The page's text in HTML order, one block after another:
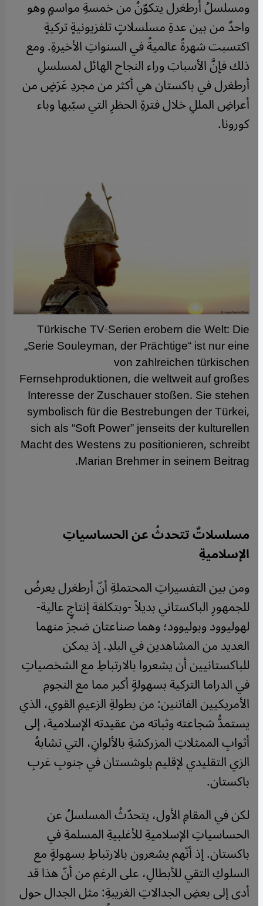
ومسلسلُ أرطغرل يتكوّنُ من خمسةِ مواسمٍ وهو
واحدٌ من بين عدةِ مسلسلاتٍ تلفزيونيةٍ تركيةٍ
اكتسبت شهرةً عالميةً في السنواتِ الأخيرةِ. ومع
ذلك فإنَّ الأسبابَ وراء النجاح الهائل لمسلسلِ
أرطغرل في باكستان هي أكثر من مجردِ عَرَضٍ من
أعراضِ المللِ خلال فترةِ الحظرِ التي سبّبها وباء
كورونا.
Türkische TV-Serien erobern die Welt: Die
„Serie Souleyman, der Prächtige“ ist nur eine
von zahlreichen türkischen
Fernsehproduktionen, die weltweit auf großes
Interesse der Zuschauer stoßen. Sie stehen
symbolisch für die Bestrebungen der Türkei,
sich als “Soft Power” jenseits der kulturellen
Macht des Westens zu positionieren, schreibt
Marian Brehmer in seinem Beitrag.
مسلسلاتٌ تتحدثُ عن الحساسياتِ
الإسلاميةِ
ومن بين التفسيراتِ المحتملةِ أنّ أرطغرل يعرضُ
للجمهورِ الباكستاني بديلاً -وبتكلفة إنتاجٍ عالية-
لهوليوود وبوليوود؛ وهما صناعتان ضجرَ منهما
العديد من المشاهدين في البلدِ. إذ يمكن
للباكستانيين أن يشعروا بالارتباطِ مع الشخصياتِ
في الدراما التركية بسهولةٍ أكبر مما مع النجومِ
الأمريكيين الفاتنين: من بطولةِ الزعيمِ القوي، الذي
يستمدُّ شجاعته وثباته من عقيدته الإسلامية، إلى
أثوابِ الممثلاتِ المزركشةِ بالألوانِ، التي تشابهُ
الزي التقليدي لإقليم بلوشستان في جنوبِ غربِ
باكستان.
لكن في المقامِ الأول، يتحدّثُ المسلسلُ عن
الحساسياتِ الإسلاميةِ للأغلبيةِ المسلمةِ في
باكستان. إذ أنّهم يشعرون بالارتباطِ بسهولةٍ مع
السلوكِ التقي للأبطالِ، على الرغمِ من أنّ هذا قد
أدى إلى بعضِ الجدالاتِ الغريبةِ: مثل الجدال حول